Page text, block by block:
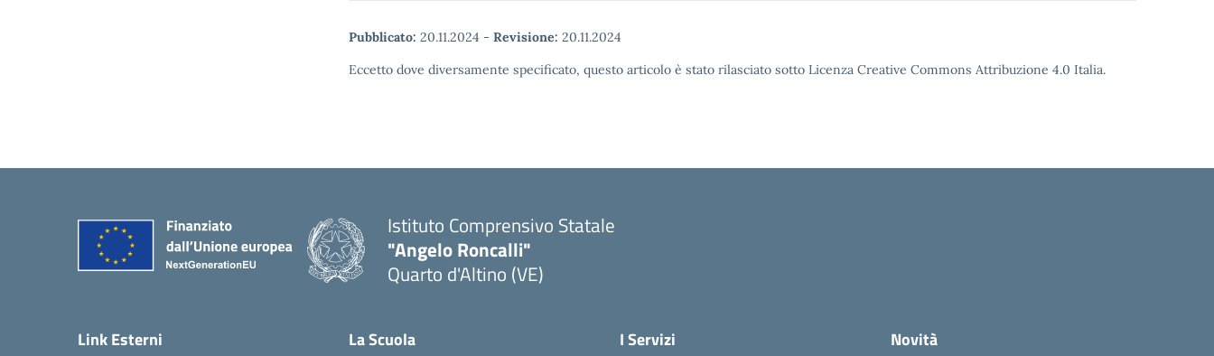
Pubblicato: 20.11.2024 - Revisione: 20.11.2024
Eccetto dove diversamente specificato, questo articolo è stato rilasciato sotto Licenza Creative Commons Attribuzione 4.0 Italia.
Istituto Comprensivo Statale
"Angelo Roncalli"
Quarto d'Altino (VE)
Link Esterni La Scuola I Servizi Novità